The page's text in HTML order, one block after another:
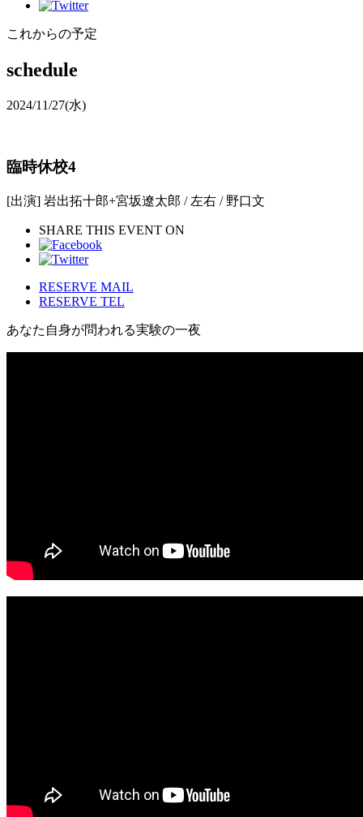
これからの予定
schedule
2024/11/27(水)
臨時休校4
[出演] 岩出拓十郎+宮坂遼太郎 / 左右 / 野口文
SHARE THIS EVENT ON
RESERVE MAIL
RESERVE TEL
あなた自身が問われる実験の一夜